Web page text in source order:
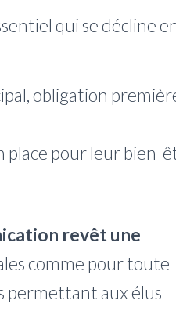
qui se décline
obligation
place pour leur bien-
revêt une
comme pour toute
permettant aux élus